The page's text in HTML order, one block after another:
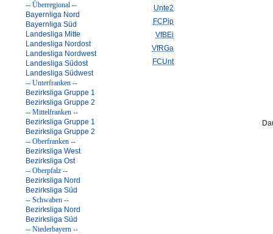
-- Überregional --
Bayernliga Nord
Bayernliga Süd
Landesliga Mitte
Landesliga Nordost
Landesliga Nordwest
Landesliga Südost
Landesliga Südwest
-- Unterfranken --
Bezirksliga Gruppe 1
Bezirksliga Gruppe 2
-- Mittelfranken --
Bezirksliga Gruppe 1
Bezirksliga Gruppe 2
-- Oberfranken --
Bezirksliga West
Bezirksliga Ost
-- Oberpfalz --
Bezirksliga Nord
Bezirksliga Süd
-- Schwaben --
Bezirksliga Nord
Bezirksliga Süd
-- Niederbayern --
Unte2
FCPip
VfBEi
VfRGa
FCUnt